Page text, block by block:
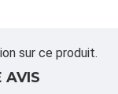
sur ce produit.
AVIS